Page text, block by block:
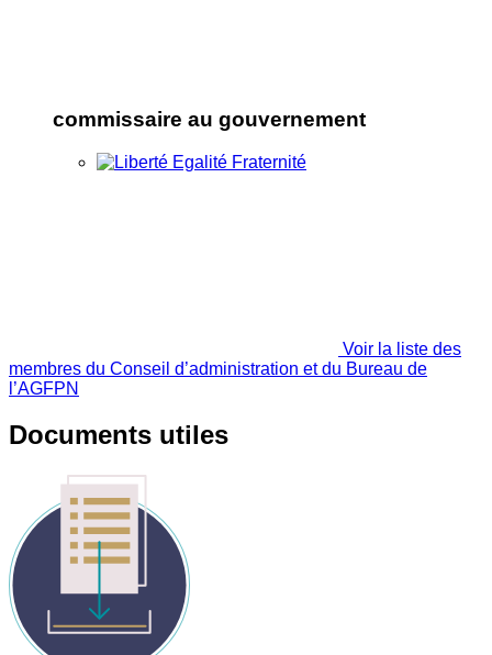
commissaire au gouvernement
Voir la liste des
membres du Conseil d’administration et du Bureau de
l’AGFPN
Documents utiles